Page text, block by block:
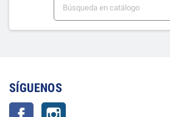
SÍGUENOS
Facebook